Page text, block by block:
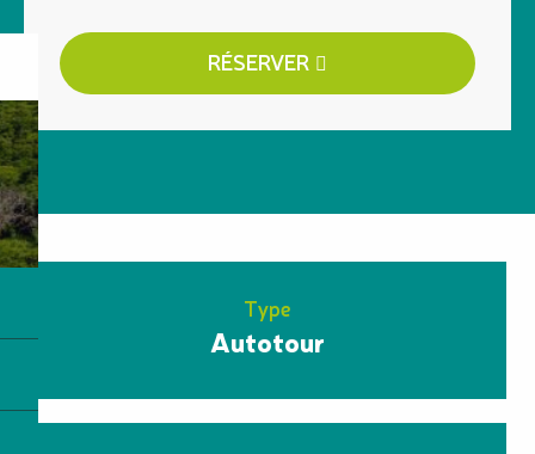
RÉSERVER
Type
Autotour